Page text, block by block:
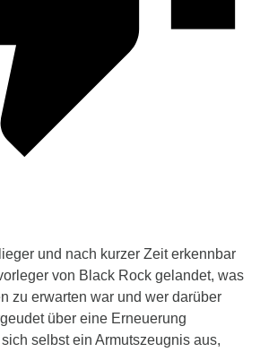
und nach kurzer Zeit erkennbar
von Black Rock gelandet, was
zu erwarten war und wer darüber
über eine Erneuerung
selbst ein Armutszeugnis aus,